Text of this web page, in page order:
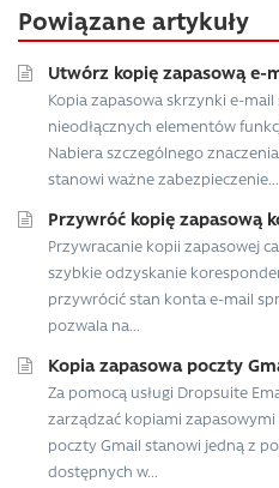
Powiązane artykuły
Utwórz kopię zapasową e-
Kopia zapasowa skrzynki e-
nieodłącznych elementów
Nabiera szczególnego
stanowi ważne zabezpieczenie...
Przywróć kopię zapasową
Przywracanie kopii zapasowej
szybkie odzyskanie
przywrócić stan konta e-mail
pozwala na...
Kopia zapasowa poczty
Za pomocą usługi Dropsuite
zarządzać kopiami
poczty Gmail stanowi jedną z
dostępnych w...